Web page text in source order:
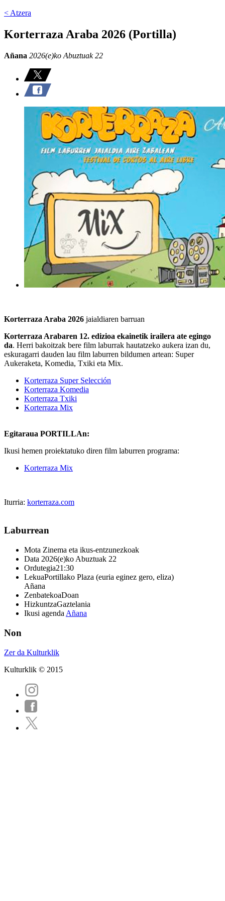
< Atzera
Korterraza Araba 2026 (Portilla)
Añana 2026(e)ko Abuztuak 22
Korterraza Araba 2026 jaialdiaren barruan
Korterraza Arabaren 12. edizioa ekainetik irailera ate egingo
da. Herri bakoitzak bere film laburrak hautatzeko aukera izan du,
eskuragarri dauden lau film laburren bildumen artean: Super
Aukeraketa, Komedia, Txiki eta Mix.
Korterraza Super Selección
Korterraza Komedia
Korterraza Txiki
Korterraza Mix
Egitaraua PORTILLAn:
Ikusi hemen proiektatuko diren film laburren programa:
Korterraza Mix
Iturria: korterraza.com
Laburrean
Mota Zinema eta ikus-entzunezkoak
Data 2026(e)ko Abuztuak 22
Ordutegia21:30
LekuaPortillako Plaza (euria eginez gero, eliza)
Añana
ZenbatekoaDoan
HizkuntzaGaztelania
Ikusi agenda Añana
Non
Zer da Kulturklik
Kulturklik © 2015